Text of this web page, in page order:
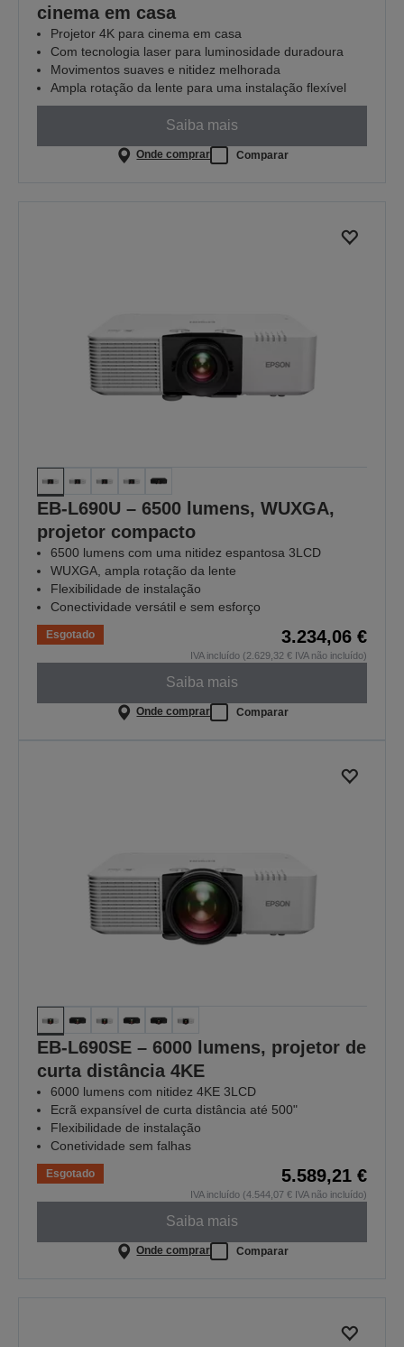
cinema em casa
Projetor 4K para cinema em casa
Com tecnologia laser para luminosidade duradoura
Movimentos suaves e nitidez melhorada
Ampla rotação da lente para uma instalação flexível
Saiba mais
Onde comprar Comparar
EB-L690U – 6500 lumens, WUXGA,
projetor compacto
6500 lumens com uma nitidez espantosa 3LCD
WUXGA, ampla rotação da lente
Flexibilidade de instalação
Conectividade versátil e sem esforço
Esgotado 3.234,06 €
IVA incluído (2.629,32 € IVA não incluído)
Saiba mais
Onde comprar Comparar
EB-L690SE – 6000 lumens, projetor de
curta distância 4KE
6000 lumens com nitidez 4KE 3LCD
Ecrã expansível de curta distância até 500"
Flexibilidade de instalação
Conetividade sem falhas
Esgotado 5.589,21 €
IVA incluído (4.544,07 € IVA não incluído)
Saiba mais
Onde comprar Comparar